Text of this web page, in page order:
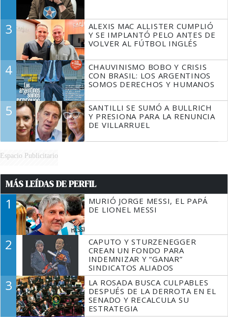
3
ALEXIS MAC ALLISTER CUMPLIÓ
Y SE IMPLANTÓ PELO ANTES DE
VOLVER AL FÚTBOL INGLÉS
4
CHAUVINISMO BOBO Y CRISIS
CON BRASIL: LOS ARGENTINOS
SOMOS DERECHOS Y HUMANOS
5
SANTILLI SE SUMÓ A BULLRICH
Y PRESIONA PARA LA RENUNCIA
DE VILLARRUEL
Espacio Publicitario
MÁS LEÍDAS DE PERFIL
1
MURIÓ JORGE MESSI, EL PAPÁ
DE LIONEL MESSI
2
CAPUTO Y STURZENEGGER
CREAN UN FONDO PARA
INDEMNIZAR Y “GANAR”
SINDICATOS ALIADOS
3
LA ROSADA BUSCA CULPABLES
DESPUÉS DE LA DERROTA EN EL
SENADO Y RECALCULA SU
ESTRATEGIA